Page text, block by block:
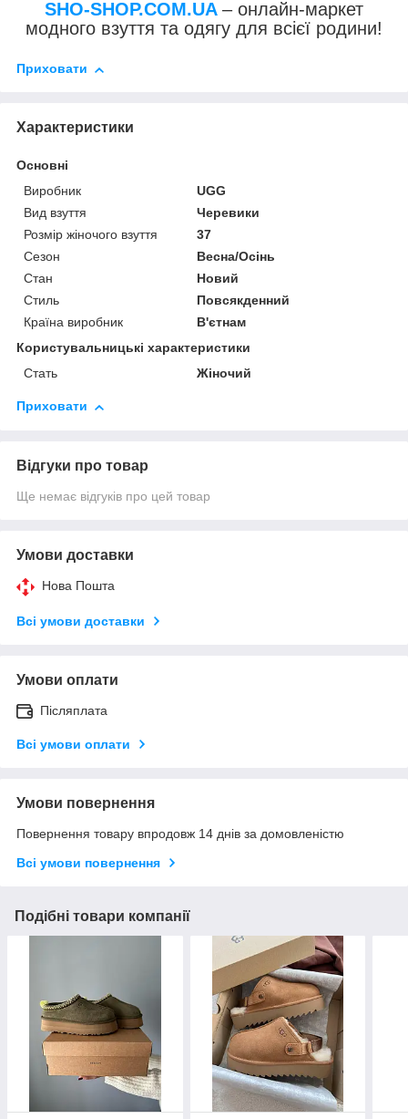
SHO-SHOP.COM.UA – онлайн-маркет
модного взуття та одягу для всієї родини!
Приховати
Характеристики
Основні
Виробник
UGG
Вид взуття
Черевики
Розмір жіночого взуття
37
Сезон
Весна/Осінь
Стан
Новий
Стиль
Повсякденний
Країна виробник
В'єтнам
Користувальницькі характеристики
Стать
Жіночий
Приховати
Відгуки про товар
Ще немає відгуків про цей товар
Умови доставки
Нова Пошта
Всі умови доставки
Умови оплати
Післяплата
Всі умови оплати
Умови повернення
Повернення товару впродовж 14 днів за домовленістю
Всі умови повернення
Подібні товари компанії